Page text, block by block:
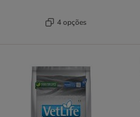
4 opções